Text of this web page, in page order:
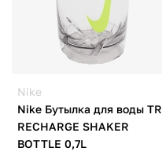
Nike
Nike Бутылка для воды TR
RECHARGE SHAKER
BOTTLE 0,7L